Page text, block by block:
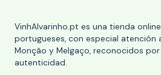
VinhAlvarinho.pt es una tienda
portugueses, con especial atención
Monção y Melgaço, reconocidos
autenticidad.